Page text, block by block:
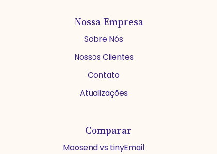
Nossa Empresa
Sobre Nós
Nossos Clientes
Contato
Atualizações
Comparar
Moosend vs tinyEmail